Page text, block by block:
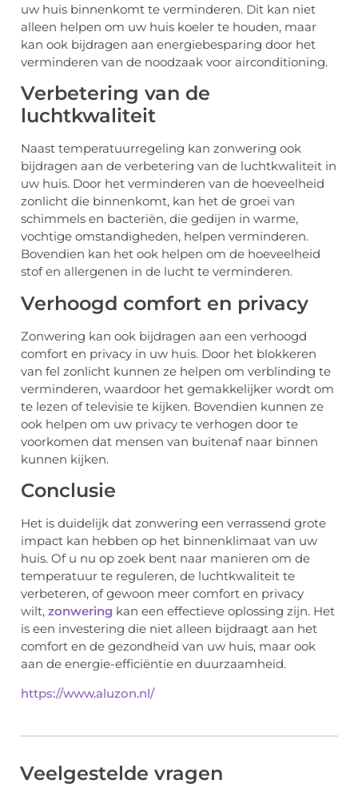
uw huis binnenkomt te verminderen. Dit kan niet
alleen helpen om uw huis koeler te houden, maar
kan ook bijdragen aan energiebesparing door het
verminderen van de noodzaak voor airconditioning.
Verbetering van de
luchtkwaliteit
Naast temperatuurregeling kan zonwering ook
bijdragen aan de verbetering van de luchtkwaliteit in
uw huis. Door het verminderen van de hoeveelheid
zonlicht die binnenkomt, kan het de groei van
schimmels en bacteriën, die gedijen in warme,
vochtige omstandigheden, helpen verminderen.
Bovendien kan het ook helpen om de hoeveelheid
stof en allergenen in de lucht te verminderen.
Verhoogd comfort en privacy
Zonwering kan ook bijdragen aan een verhoogd
comfort en privacy in uw huis. Door het blokkeren
van fel zonlicht kunnen ze helpen om verblinding te
verminderen, waardoor het gemakkelijker wordt om
te lezen of televisie te kijken. Bovendien kunnen ze
ook helpen om uw privacy te verhogen door te
voorkomen dat mensen van buitenaf naar binnen
kunnen kijken.
Conclusie
Het is duidelijk dat zonwering een verrassend grote
impact kan hebben op het binnenklimaat van uw
huis. Of u nu op zoek bent naar manieren om de
temperatuur te reguleren, de luchtkwaliteit te
verbeteren, of gewoon meer comfort en privacy
wilt, zonwering kan een effectieve oplossing zijn. Het
is een investering die niet alleen bijdraagt aan het
comfort en de gezondheid van uw huis, maar ook
aan de energie-efficiëntie en duurzaamheid.
https://www.aluzon.nl/
Veelgestelde vragen